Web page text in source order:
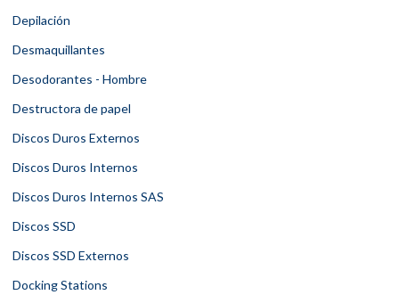
Depilación
Desmaquillantes
Desodorantes - Hombre
Destructora de papel
Discos Duros Externos
Discos Duros Internos
Discos Duros Internos SAS
Discos SSD
Discos SSD Externos
Docking Stations